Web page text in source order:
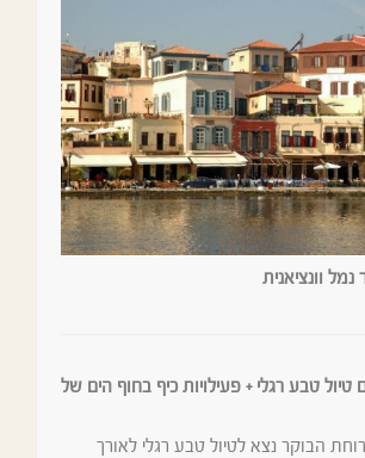
נמל וונציאנית
טיול טבע רגלי + פעילויות כיף בחוף הים של
הבוקר נצא לטיול טבע רגלי לאורך